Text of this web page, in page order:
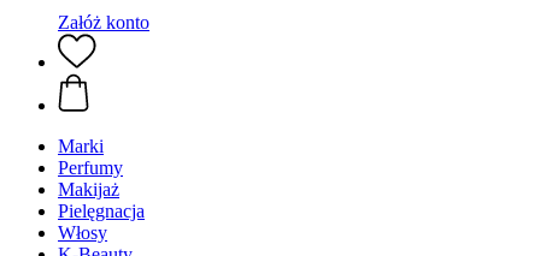
Załóż konto
Marki
Perfumy
Makijaż
Pielęgnacja
Włosy